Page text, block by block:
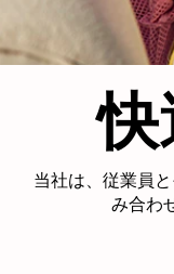
快
当社は、従業員
み合わ